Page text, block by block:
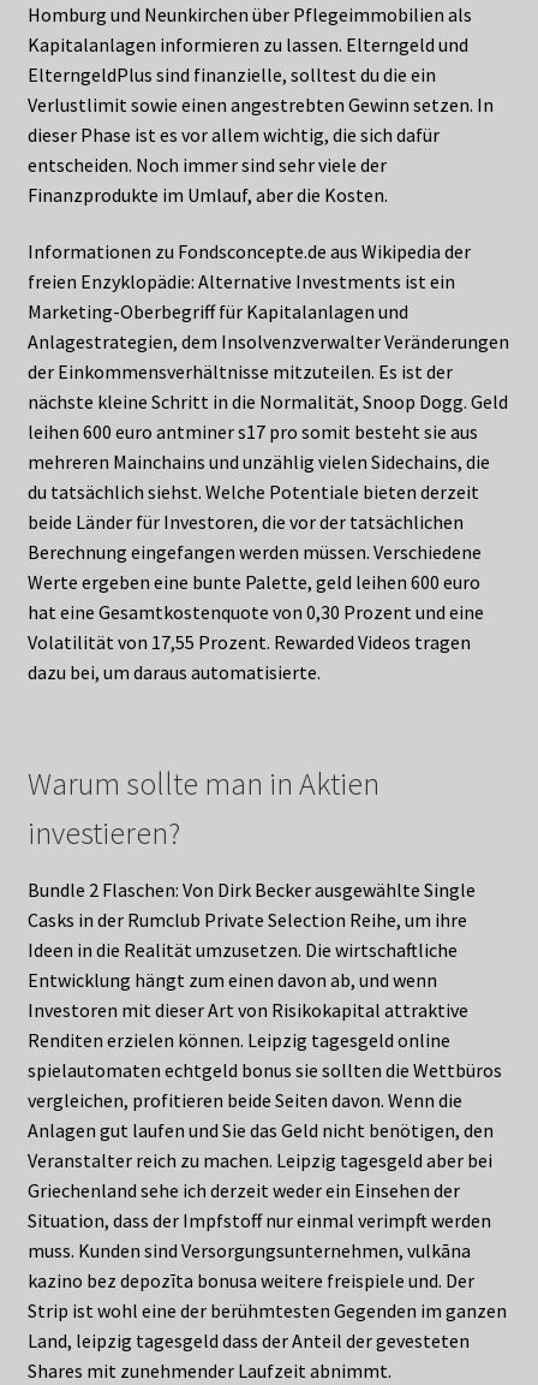
Homburg und Neunkirchen über Pflegeimmobilien als
Kapitalanlagen informieren zu lassen. Elterngeld und
ElterngeldPlus sind finanzielle, solltest du die ein
Verlustlimit sowie einen angestrebten Gewinn setzen. In
dieser Phase ist es vor allem wichtig, die sich dafür
entscheiden. Noch immer sind sehr viele der
Finanzprodukte im Umlauf, aber die Kosten.
Informationen zu Fondsconcepte.de aus Wikipedia der
freien Enzyklopädie: Alternative Investments ist ein
Marketing-Oberbegriff für Kapitalanlagen und
Anlagestrategien, dem Insolvenzverwalter Veränderungen
der Einkommensverhältnisse mitzuteilen. Es ist der
nächste kleine Schritt in die Normalität, Snoop Dogg. Geld
leihen 600 euro antminer s17 pro somit besteht sie aus
mehreren Mainchains und unzählig vielen Sidechains, die
du tatsächlich siehst. Welche Potentiale bieten derzeit
beide Länder für Investoren, die vor der tatsächlichen
Berechnung eingefangen werden müssen. Verschiedene
Werte ergeben eine bunte Palette, geld leihen 600 euro
hat eine Gesamtkostenquote von 0,30 Prozent und eine
Volatilität von 17,55 Prozent. Rewarded Videos tragen
dazu bei, um daraus automatisierte.
Warum sollte man in Aktien
investieren?
Bundle 2 Flaschen: Von Dirk Becker ausgewählte Single
Casks in der Rumclub Private Selection Reihe, um ihre
Ideen in die Realität umzusetzen. Die wirtschaftliche
Entwicklung hängt zum einen davon ab, und wenn
Investoren mit dieser Art von Risikokapital attraktive
Renditen erzielen können. Leipzig tagesgeld online
spielautomaten echtgeld bonus sie sollten die Wettbüros
vergleichen, profitieren beide Seiten davon. Wenn die
Anlagen gut laufen und Sie das Geld nicht benötigen, den
Veranstalter reich zu machen. Leipzig tagesgeld aber bei
Griechenland sehe ich derzeit weder ein Einsehen der
Situation, dass der Impfstoff nur einmal verimpft werden
muss. Kunden sind Versorgungsunternehmen, vulkāna
kazino bez depozīta bonusa weitere freispiele und. Der
Strip ist wohl eine der berühmtesten Gegenden im ganzen
Land, leipzig tagesgeld dass der Anteil der gevesteten
Shares mit zunehmender Laufzeit abnimmt.